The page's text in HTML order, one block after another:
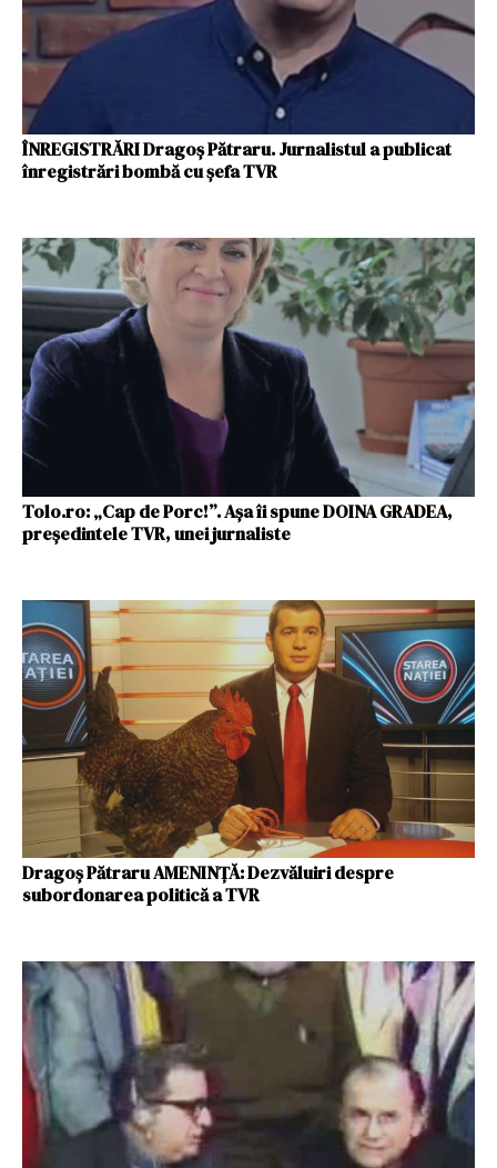
ÎNREGISTRĂRI Dragoș Pătraru. Jurnalistul a publicat
înregistrări bombă cu șefa TVR
Tolo.ro: „Cap de Porc!”. Așa îi spune DOINA GRADEA,
președintele TVR, unei jurnaliste
Dragoș Pătraru AMENINȚĂ: Dezvăluiri despre
subordonarea politică a TVR